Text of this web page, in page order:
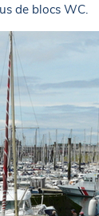
de blocs WC.